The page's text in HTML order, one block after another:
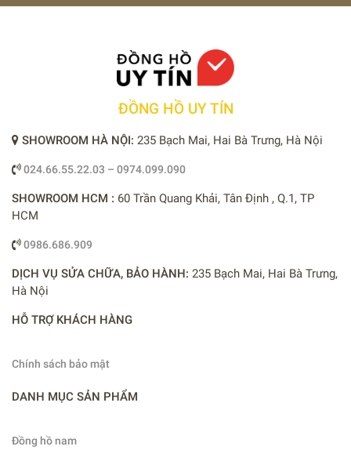
ĐỒNG HỒ UY TÍN
SHOWROOM HÀ NỘI: 235 Bạch Mai, Hai Bà Trưng, Hà Nội
024.66.55.22.03 – 0974.099.090
SHOWROOM HCM : 60 Trần Quang Khải, Tân Định , Q.1, TP
HCM
0986.686.909
DỊCH VỤ SỬA CHỮA, BẢO HÀNH: 235 Bạch Mai, Hai Bà Trưng,
Hà Nội
HỖ TRỢ KHÁCH HÀNG
Chính sách bảo mật
DANH MỤC SẢN PHẨM
Đồng hồ nam